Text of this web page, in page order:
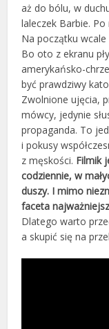
aż do bólu, w
laleczek Barbie.
Na początku wcale
Bo oto z ekranu
amerykańsko-
być prawdziwy
Zwolnione ujęcia,
mówcy, jedynie
propaganda. To
i pokusy
z męskości. Filmik
codziennie, w
duszy. I mimo
faceta
Dlatego warto
a skupić się na